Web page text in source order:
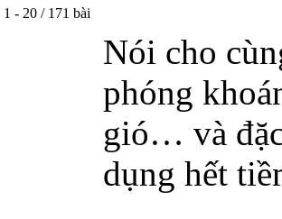
1 - 20 / 171 bài
Nói cho
phóng
gió… và
dụng hết